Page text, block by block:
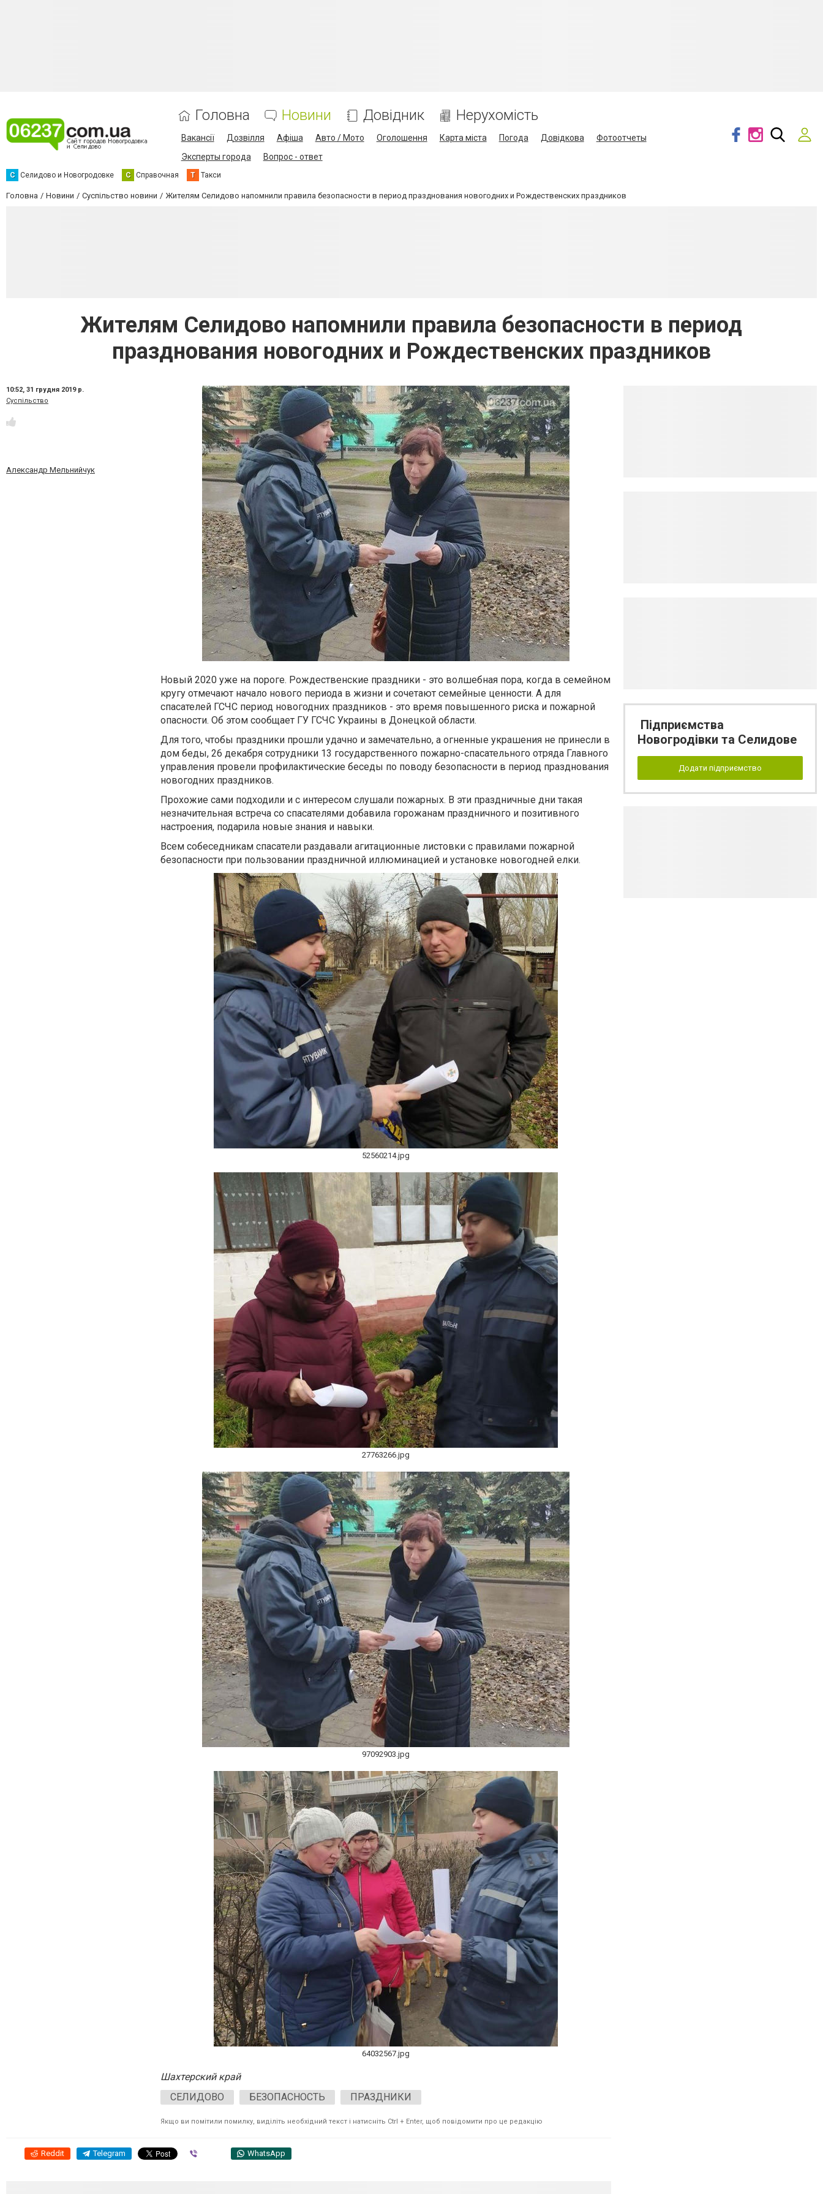
Головна Новини Довідник Нерухомість
Вакансії Дозвілля Афіша Авто / Мото Оголошення Карта міста Погода Довідкова
Фотоотчеты
Эксперты города
Вопрос - ответ
С Селидово и Новогродовке С Справочная Т Такси
Головна Новини Суспільство новини Жителям Селидово напомнили правила безопасности в период празднования новогодних и Рождественских праздников
Жителям Селидово напомнили правила безопасности в период
празднования новогодних и Рождественских праздников
10:52, 31 грудня 2019 р.
Суспільство
Александр Мельнийчук
Новый 2020 уже на пороге. Рождественские праздники - это волшебная пора, когда в семейном
кругу отмечают начало нового периода в жизни и сочетают семейные ценности. А для
спасателей ГСЧС период новогодних праздников - это время повышенного риска и пожарной
опасности. Об этом сообщает ГУ ГСЧС Украины в Донецкой области.
Для того, чтобы праздники прошли удачно и замечательно, а огненные украшения не принесли в
дом беды, 26 декабря сотрудники 13 государственного пожарно-спасательного отряда Главного
управления провели профилактические беседы по поводу безопасности в период празднования
новогодних праздников.
Прохожие сами подходили и с интересом слушали пожарных. В эти праздничные дни такая
незначительная встреча со спасателями добавила горожанам праздничного и позитивного
настроения, подарила новые знания и навыки.
Всем собеседникам спасатели раздавали агитационные листовки с правилами пожарной
безопасности при пользовании праздничной иллюминацией и установке новогодней елки.
52560214.jpg
27763266.jpg
97092903.jpg
64032567.jpg
Шахтерский край
СЕЛИДОВО
БЕЗОПАСНОСТЬ ПРАЗДНИКИ
Якщо ви помітили помилку, виділіть необхідний текст і натисніть Ctrl + Enter, щоб повідомити про це редакцію
Reddit Telegram WhatsApp
Підприємства
Новогродівки та Селидове
Додати підприємство